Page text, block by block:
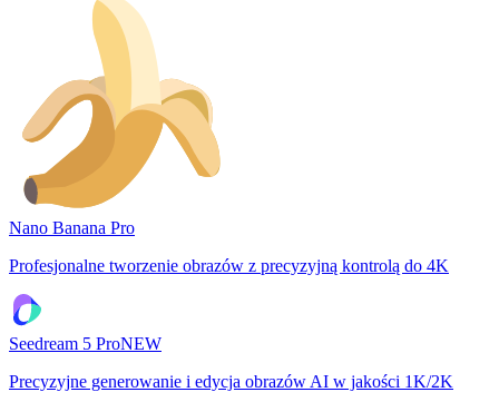
Nano Banana Pro
Profesjonalne tworzenie obrazów z precyzyjną kontrolą do 4K
Seedream 5 ProNEW
Precyzyjne generowanie i edycja obrazów AI w jakości 1K/2K